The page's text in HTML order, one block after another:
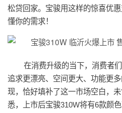
松贷回家。宝骏用这样的惊喜优
懂你的需求！
在消费升级的当下，消费者
追求更漂亮、空间更大、功能更
现，恰好填补了这一市场空白，
悉，上市后宝骏310W将有6款颜